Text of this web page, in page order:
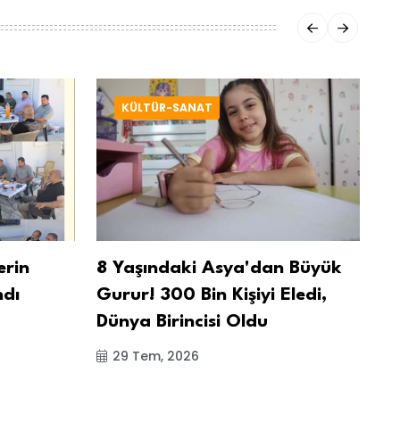
KÜLTÜR-SANAT
8 Yaşındaki Asya'dan Büyük
Gurur! 300 Bin Kişiyi Eledi,
Dünya Birincisi Oldu
29 Tem, 2026